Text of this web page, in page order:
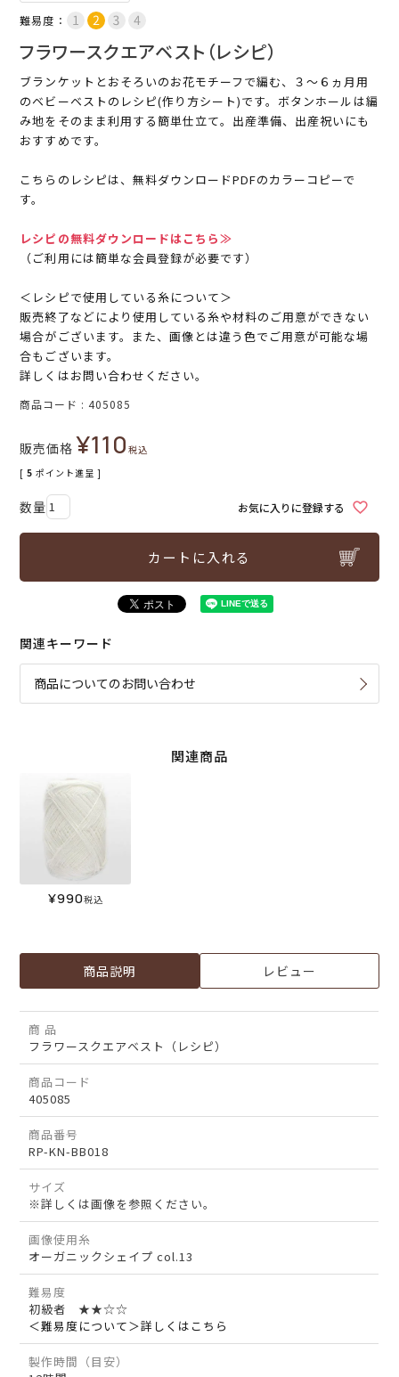
難易度：
フラワースクエアベスト（レシピ）
ブランケットとおそろいのお花モチーフで編む、３～６ヵ月用
のベビーベストのレシピ(作り方シート)です。ボタンホールは編
み地をそのまま利用する簡単仕立て。出産準備、出産祝いにも
おすすめです。
こちらのレシピは、無料ダウンロードPDFのカラーコピーで
す。
レシピの無料ダウンロードはこちら≫
（ご利用には簡単な会員登録が必要です）
＜レシピで使用している糸について＞
販売終了などにより使用している糸や材料のご用意ができない
場合がございます。また、画像とは違う色でご用意が可能な場
合もございます。
詳しくはお問い合わせください。
商品コード 405085
販売価格 ¥110税込
[ 5 ポイント進呈 ]
お気に入りに登録する
カートに入れる
関連キーワード
商品についてのお問い合わせ
関連商品
¥990税込
商品説明 レビュー
商 品
フラワースクエアベスト（レシピ）
商品コード
405085
商品番号
RP-KN-BB018
サイズ
※詳しくは画像を参照ください。
画像使用糸
オーガニックシェイプ col.13
難易度
初級者 ★★☆☆
＜難易度について＞詳しくはこちら
製作時間（目安）